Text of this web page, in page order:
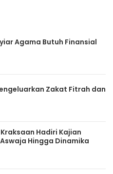
Agama Butuh Finansial
Zakat Fitrah dan
Kraksaan Hadiri Kajian
Hingga Dinamika